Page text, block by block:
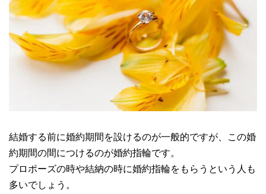
結婚する前に婚約期間を設けるのが一般的ですが、この婚
約期間の間につけるのが婚約指輪です。
プロポーズの時や結納の時に婚約指輪をもらうという人も
多いでしょう。